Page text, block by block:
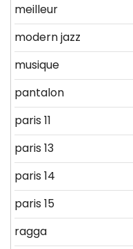
meilleur
modern jazz
musique
pantalon
paris 11
paris 13
paris 14
paris 15
ragga